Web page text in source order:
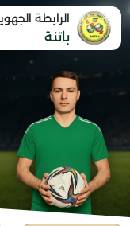
الرابطة
باتنة